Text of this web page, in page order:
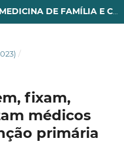
REVISTA BRASILEIRA DE MEDICINA DE FAMÍLIA E COMUNIDADE
/
fixam,
médicos
primária